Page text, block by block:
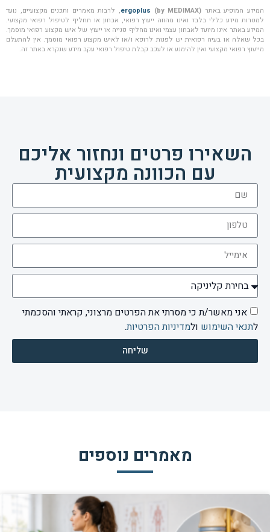
המידע המופיע באתר ergoplus (by MEDIMAX)
, לרבות מאמרים ותכנים מקצועיים, נועד
למטרות מידע כללי בלבד ואינו מהווה ייעוץ רפואי, אבחון או תחליף לטיפול רפואי מקצועי.
המידע באתר אינו מיועד לאבחון עצמי ואינו מחליף פנייה או ייעוץ של איש מקצוע רפואי מוסמך.
בכל שאלה או בעיה רפואית יש לפנות לרופא ו/או לאיש מקצוע רפואי מוסמך. אין להתעלם
מייעוץ רפואי מקצועי ואין להימנע או לעכב קבלת טיפול רפואי עקב מידע שנקרא באתר זה.
השאירו פרטים ונחזור אליכם
עם הכוונה מקצועית
אני מאשר/ת כי מסרתי את הפרטים מרצוני, קראתי והסכמתי
לתנאי השימוש ולמדיניות הפרטיות.
שליחה
מאמרים נוספים